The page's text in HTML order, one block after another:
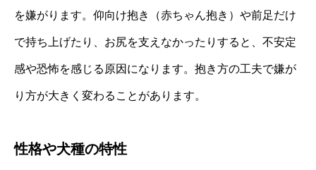
を嫌がります。仰向け抱き（赤ちゃん抱き）や前足だけ
で持ち上げたり、お尻を支えなかったりすると、不安定
感や恐怖を感じる原因になります。抱き方の工夫で嫌が
り方が大きく変わることがあります。
性格や犬種の特性